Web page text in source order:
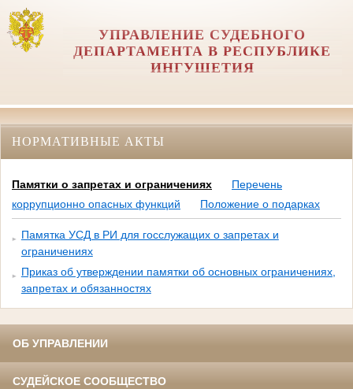
УПРАВЛЕНИЕ СУДЕБНОГО
ДЕПАРТАМЕНТА В РЕСПУБЛИКЕ
ИНГУШЕТИЯ
НОРМАТИВНЫЕ АКТЫ
Памятки о запретах и ограничениях
Перечень
коррупционно опасных функций
Положение о подарках
Памятка УСД в РИ для госслужащих о запретах и
ограничениях
Приказ об утверждении памятки об основных ограничениях,
запретах и обязанностях
ОБ УПРАВЛЕНИИ
СУДЕЙСКОЕ СООБЩЕСТВО